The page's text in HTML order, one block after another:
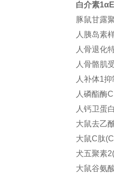
白介素
豚鼠甘露
人胰岛素
人骨退化
人骨骼肌
人补体1
人磷酯酶
人钙卫蛋
大鼠去乙
大鼠C肽
犬五聚素
大鼠谷氨